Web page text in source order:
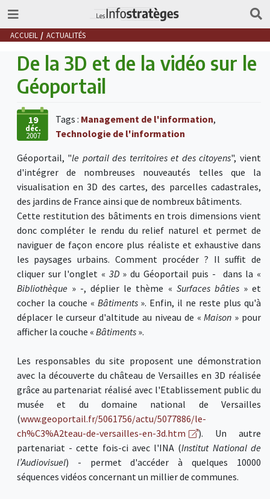
ACCUEIL ACTUALITÉS
De la 3D et de la vidéo sur le
Géoportail
19
déc.
2007
Tags : Management de l'information,
Technologie de l'information
Géoportail, "le portail des territoires et des citoyens", vient
d'intégrer de nombreuses nouveautés telles que la
visualisation en 3D des cartes, des parcelles cadastrales,
des jardins de France ainsi que de nombreux bâtiments.
Cette restitution des bâtiments en trois dimensions vient
donc compléter le rendu du relief naturel et permet de
naviguer de façon encore plus réaliste et exhaustive dans
les paysages urbains. Comment procéder ? Il suffit de
cliquer sur l'onglet « 3D» du Géoportail puis - dans la «
Bibliothèque» -, déplier le thème « Surfaces bâties» et
cocher la couche « Bâtiments». Enfin, il ne reste plus qu'à
déplacer le curseur d'altitude au niveau de «Maison » pour
afficher la couche « Bâtiments».
Les responsables du site proposent une démonstration
avec la découverte du château de Versailles en 3D réalisée
grâce au partenariat réalisé avec l'Etablissement public du
musée et du domaine national de Versailles
(www.geoportail.fr/5061756/actu/5077886/le-
ch%C3%A2teau-de-versailles-en-3d.htm
). Un autre
partenariat - cette fois-ci avec l'INA (Institut National de
l’Audiovisuel) - permet d'accéder à quelques 10000
séquences vidéos concernant un millier de communes.